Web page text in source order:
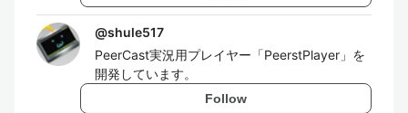
@shule517
PeerCast実況用プレイヤー「PeerstPlayer」を
開発しています。
Follow